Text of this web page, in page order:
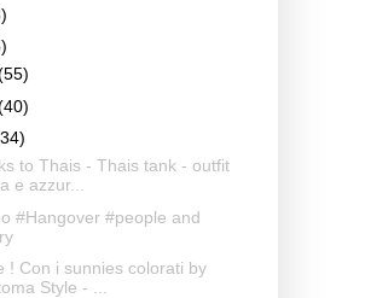
to Thais - Thais tank - outfit
e azzur...
#Hangover #people and
! Con i sunnies colorati by
Style - ...